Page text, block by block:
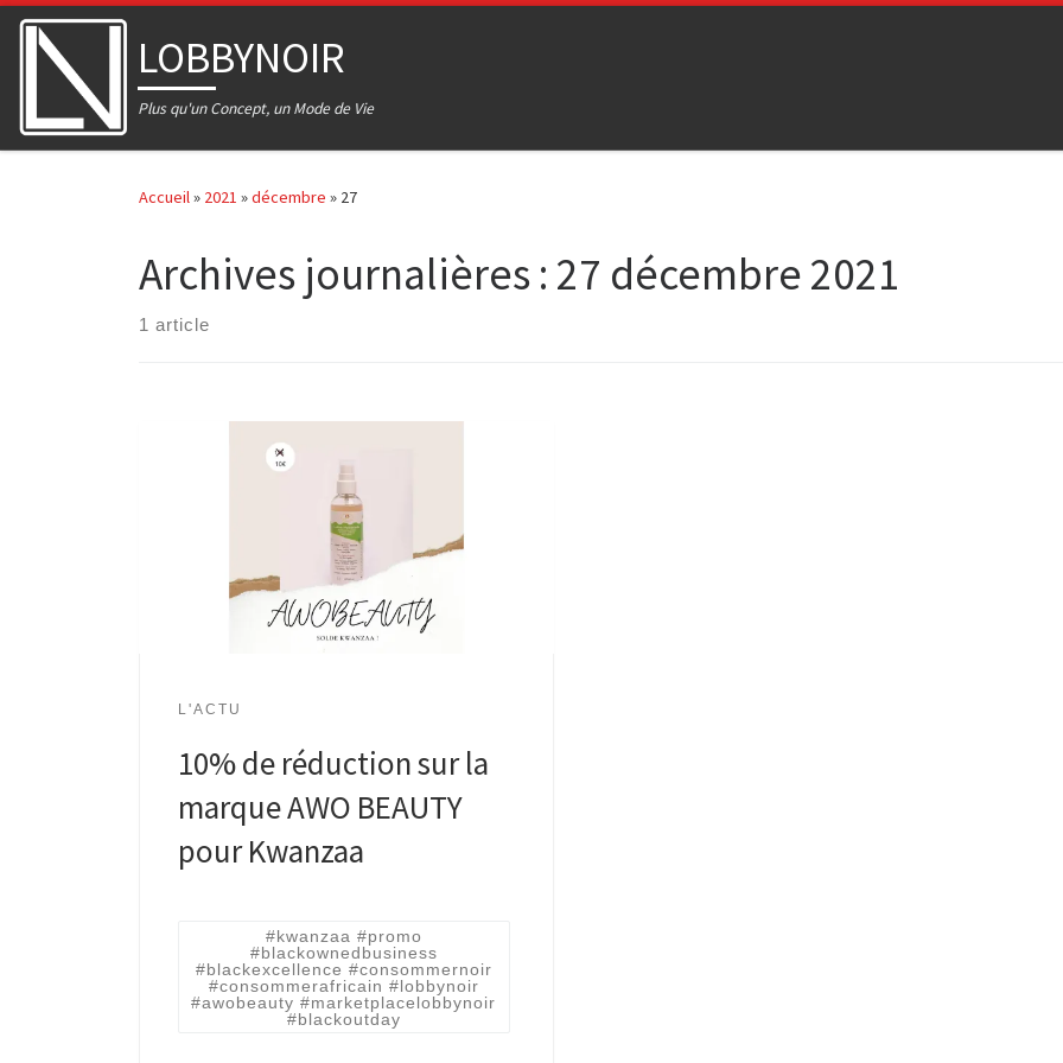
Skip to content LOBBYNOIR
Plus qu'un Concept, un Mode de Vie
Accueil» 2021 »décembre » 27
Archives journalières : 27 décembre 2021
1 article
L'ACTU
10% de réduction sur la
marque AWO BEAUTY
pour Kwanzaa
#kwanzaa #promo
#blackownedbusiness
#blackexcellence #consommernoir
#consommerafricain #lobbynoir
#awobeauty #marketplacelobbynoir
#blackoutday